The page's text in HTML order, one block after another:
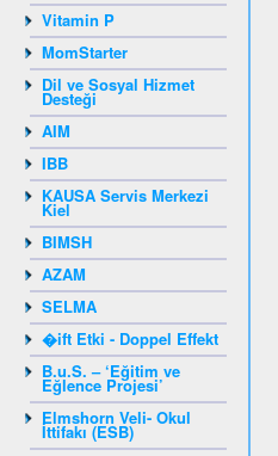
Vitamin P
MomStarter
Dil ve Sosyal Hizmet
Desteği
AIM
IBB
KAUSA Servis Merkezi
Kiel
BIMSH
AZAM
SELMA
�ift Etki - Doppel Effekt
B.u.S. – ‘Eğitim ve
Eğlence Projesi’
Elmshorn Veli- Okul
İttifakı (ESB)